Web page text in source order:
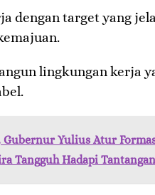
dengan target yang
lingkungan kerja
Gubernur Yulius Atur
Tangguh Hadapi